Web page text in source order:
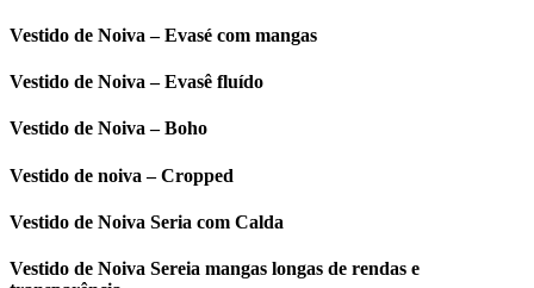
Vestido de Noiva – Evasé com mangas
Vestido de Noiva – Evasê fluído
Vestido de Noiva – Boho
Vestido de noiva – Cropped
Vestido de Noiva Seria com Calda
Vestido de Noiva Sereia mangas longas de rendas e